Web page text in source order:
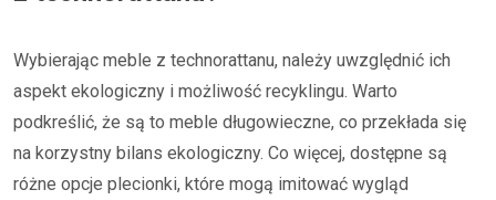
Wybierając meble z technorattanu, należy uwzględnić ich
aspekt ekologiczny i możliwość recyklingu. Warto
podkreślić, że są to meble długowieczne, co przekłada się
na korzystny bilans ekologiczny. Co więcej, dostępne są
różne opcje plecionki, które mogą imitować wygląd